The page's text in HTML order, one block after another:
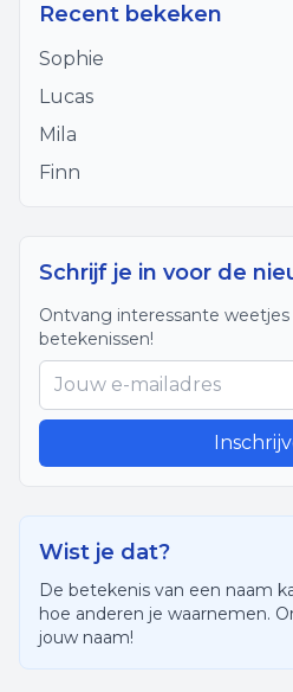
Recent bekeken
Sophie
Lucas
Mila
Finn
Schrijf je in voor de
Ontvang interessante
betekenissen!
Wist je dat?
De betekenis van een naam
hoe anderen je waarnemen.
jouw naam!